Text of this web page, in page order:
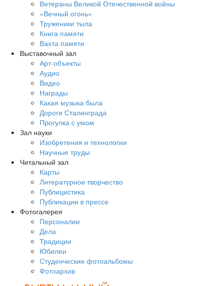
Ветераны Великой Отечественной войны
«Вечный огонь»
Труженики тыла
Книга памяти
Вахта памяти
Выставочный зал
Арт-объекты
Аудио
Видео
Награды
Какая музыка была
Дороги Сталинграда
Прогулка с умом
Зал науки
Изобретения и технологии
Научные труды
Читальный зал
Карты
Литературное творчество
Публицистика
Публикации в прессе
Фотогалерея
Персоналии
Дела
Традиции
Юбилеи
Студенческие фотоальбомы
Фотоархив